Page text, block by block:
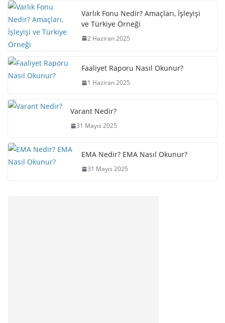
Varlık Fonu Nedir? Amaçları, İşleyişi
ve Türkiye Örneği
2 Haziran 2025
Faaliyet Raporu Nasıl Okunur?
1 Haziran 2025
Varant Nedir?
31 Mayıs 2025
EMA Nedir? EMA Nasıl Okunur?
31 Mayıs 2025